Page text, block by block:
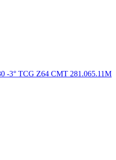
-3° TCG Z64 CMT 281.065.11M